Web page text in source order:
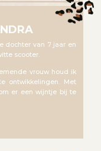
dochter van 7 jaar en
scooter.
vrouw houd ik
ontwikkelingen. Met
er een wijntje bij te